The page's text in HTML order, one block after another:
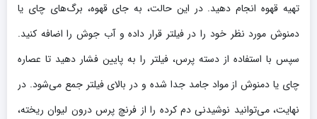
تهیه قهوه انجام دهید. در این حالت، به جای قهوه، برگ‌های چای یا
دمنوش مورد نظر خود را در فیلتر قرار داده و آب جوش را اضافه کنید.
سپس با استفاده از دسته پرس، فیلتر را به پایین فشار دهید تا عصاره
چای یا دمنوش از مواد جامد جدا شده و در بالای فیلتر جمع می‌شود. در
نهایت، می‌توانید نوشیدنی دم کرده را از فرنچ پرس درون لیوان ریخته،